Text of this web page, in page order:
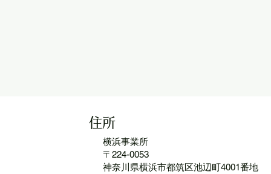
住所
​横浜事業所
〒224-0053
神奈川県横浜市都筑区池辺町4001番地